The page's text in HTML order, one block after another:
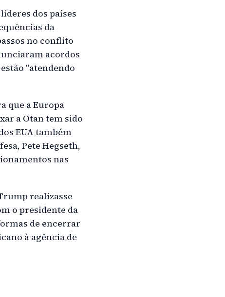
dos países
da
no conflito
acordos
"atendendo
que a Europa
a Otan tem sido
EUA também
Pete Hegseth,
nas
realizasse
o presidente da
de encerrar
à agência de